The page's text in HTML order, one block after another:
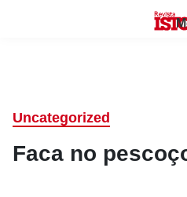
Uncategorized
Faca no